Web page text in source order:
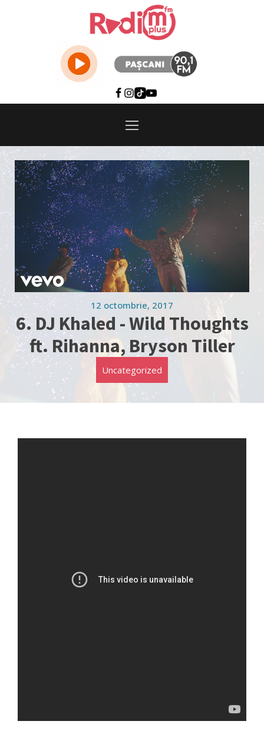
12 octombrie, 2017
6. DJ Khaled - Wild Thoughts
ft. Rihanna, Bryson Tiller
Uncategorized